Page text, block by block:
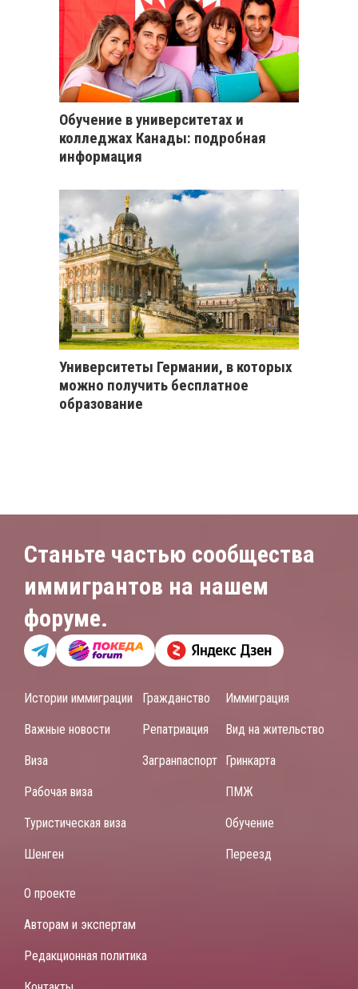
Обучение в университетах и
колледжах Канады: подробная
информация
Университеты Германии, в которых
можно получить бесплатное
образование
Станьте частью сообщества
иммигрантов на нашем
форуме.
Истории иммиграции
Важные новости
Виза
Рабочая виза
Туристическая виза
Шенген
Гражданство
Репатриация
Загранпаспорт
Иммиграция
Вид на жительство
Гринкарта
ПМЖ
Обучение
Переезд
О проекте
Авторам и экспертам
Редакционная политика